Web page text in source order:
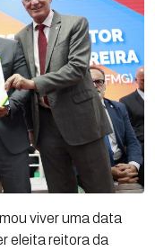
viver uma data
eleita reitora da